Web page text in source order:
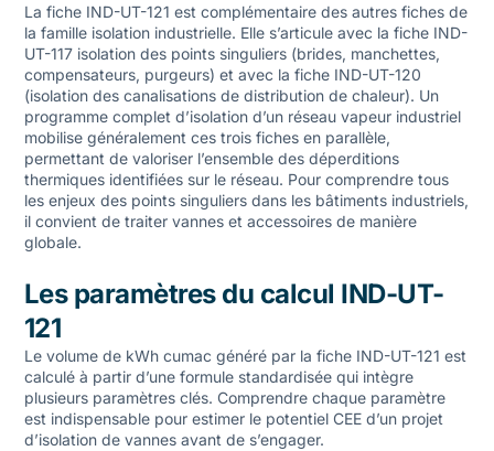
La fiche IND-UT-121 est complémentaire des autres fiches de
la famille isolation industrielle. Elle s’articule avec la fiche IND-
UT-117 isolation des points singuliers(brides, manchettes,
compensateurs, purgeurs) et avec la fiche IND-UT-120
(isolation des canalisations de distribution de chaleur). Un
programme complet d’isolation d’un réseau vapeur industriel
mobilise généralement ces trois fiches en parallèle,
permettant de valoriser l’ensemble des déperditions
thermiques identifiées sur le réseau. Pour comprendre tous
les enjeux des points singuliers dans les bâtiments industriels,
il convient de traiter vannes et accessoires de manière
globale.
Les paramètres du calcul IND-UT-
121
Le volume de kWh cumac généré par la fiche IND-UT-121 est
calculé à partir d’une formule standardisée qui intègre
plusieurs paramètres clés. Comprendre chaque paramètre
est indispensable pour estimer le potentiel CEE d’un projet
d’isolation de vannes avant de s’engager.